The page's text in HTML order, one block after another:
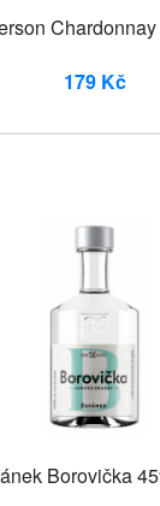
179 Kč
Borovička